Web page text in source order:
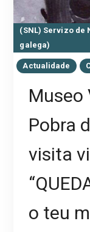
(SNL) Servizo
galega)
Actualidade
Museo
Pobra
visita
o teu